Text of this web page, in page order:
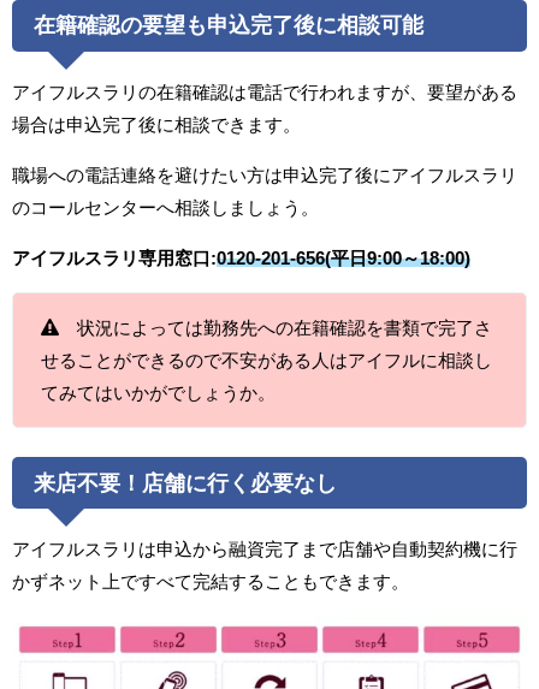
在籍確認の要望も申込完了後に相談可能
アイフルスラリの在籍確認は電話で行われますが、要望がある
場合は申込完了後に相談できます。
職場への電話連絡を避けたい方は申込完了後にアイフルスラリ
のコールセンターへ相談しましょう。
アイフルスラリ専用窓口:0120-201-656(平日9:00～18:00)
状況によっては勤務先への在籍確認を書類で完了さ
せることができるので不安がある人はアイフルに相談し
てみてはいかがでしょうか。
来店不要！店舗に行く必要なし
アイフルスラリは申込から融資完了まで店舗や自動契約機に行
かずネット上ですべて完結することもできます。